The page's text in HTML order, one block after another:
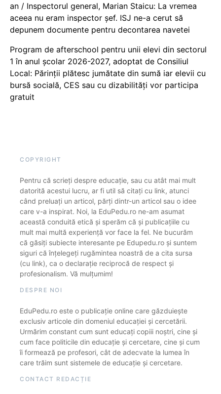
an / Inspectorul general, Marian Staicu: La vremea
aceea nu eram inspector șef. ISJ ne-a cerut să
depunem documente pentru decontarea navetei
Program de afterschool pentru unii elevi din sectorul
1 în anul școlar 2026-2027, adoptat de Consiliul
Local: Părinții plătesc jumătate din sumă iar elevii cu
bursă socială, CES sau cu dizabilităţi vor participa
gratuit
COPYRIGHT
Pentru că scrieți despre educație, sau cu atât mai mult
datorită acestui lucru, ar fi util să citați cu link, atunci
când preluați un articol, părți dintr-un articol sau o idee
care v-a inspirat. Noi, la EduPedu.ro ne-am asumat
această conduită etică și sperăm că și publicațiile cu
mult mai multă experiență vor face la fel. Ne bucurăm
că găsiți subiecte interesante pe Edupedu.ro și suntem
siguri că înțelegeți rugămintea noastră de a cita sursa
(cu link), ca o declarație reciprocă de respect și
profesionalism. Vă mulțumim!
DESPRE NOI
EduPedu.ro este o publicație online care găzduiește
exclusiv articole din domeniul educației și cercetării.
Urmărim constant cum sunt educați copiii noștri, cine și
cum face politicile din educație și cercetare, cine și cum
îi formează pe profesori, cât de adecvate la lumea în
care trăim sunt sistemele de educație și cercetare.
CONTACT REDACȚIE